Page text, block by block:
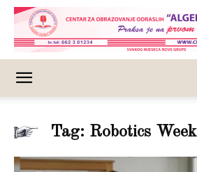
Tag: Robotics Week